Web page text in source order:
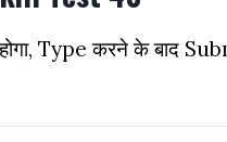
Type करने के बाद